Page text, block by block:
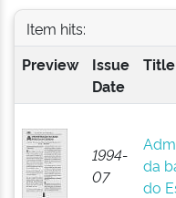
Item hits:
Preview
Issue
Date
Title
1994-
07
da
do